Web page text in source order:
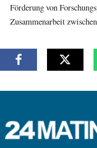
Förderung von
Zusammenarbeit